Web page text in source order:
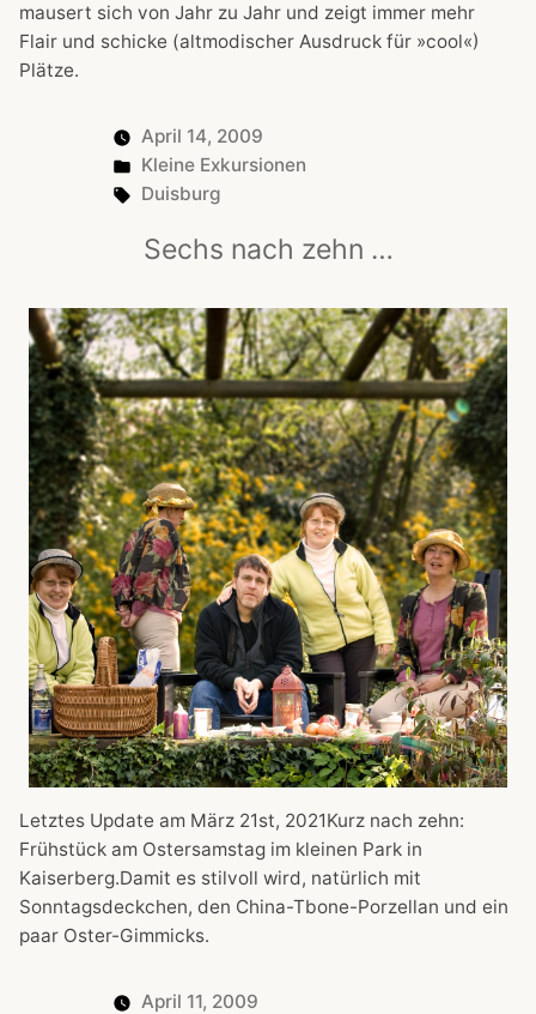
mausert sich von Jahr zu Jahr und zeigt immer mehr
Flair und schicke (altmodischer Ausdruck für »cool«)
Plätze.
April 14, 2009
Posted
in
Kleine Exkursionen
Tags:
Duisburg
Sechs nach zehn …
Letztes Update am März 21st, 2021Kurz nach zehn:
Frühstück am Ostersamstag im kleinen Park in
Kaiserberg.Damit es stilvoll wird, natürlich mit
Sonntagsdeckchen, den China-Tbone-Porzellan und ein
paar Oster-Gimmicks.
April 11, 2009